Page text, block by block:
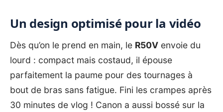
Un design optimisé pour la vidéo
Dès qu’on le prend en main, le R50V envoie du
lourd : compact mais costaud, il épouse
parfaitement la paume pour des tournages à
bout de bras sans fatigue. Fini les crampes après
30 minutes de vlog ! Canon a aussi bossé sur la